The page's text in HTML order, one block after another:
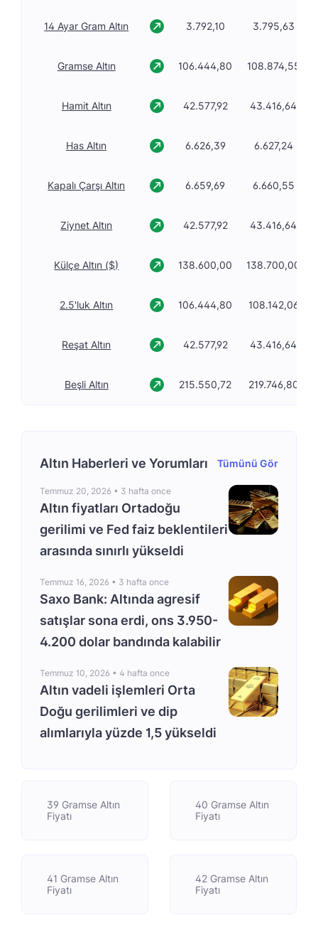
14 Ayar Gram Altın 3.792,10 3.795,63
Gramse Altın 106.444,80 108.874,55
Hamit Altın 42.577,92 43.416,64
Has Altın 6.626,39 6.627,24
Kapalı Çarşı Altın 6.659,69 6.660,55
Ziynet Altın 42.577,92 43.416,64
Külçe Altın ($) 138.600,00 138.700,00
2.5'luk Altın 106.444,80 108.142,06
Reşat Altın 42.577,92 43.416,64
Beşli Altın 215.550,72 219.746,80
Altın Haberleri ve Yorumları Tümünü Gör
Temmuz 20, 2026 • 3 hafta once
Altın fiyatları Ortadoğu
gerilimi ve Fed faiz beklentileri
arasında sınırlı yükseldi
Temmuz 16, 2026 • 3 hafta once
Saxo Bank: Altında agresif
satışlar sona erdi, ons 3.950-
4.200 dolar bandında kalabilir
Temmuz 10, 2026 • 4 hafta once
Altın vadeli işlemleri Orta
Doğu gerilimleri ve dip
alımlarıyla yüzde 1,5 yükseldi
39 Gramse Altın
Fiyatı
40 Gramse Altın
Fiyatı
41 Gramse Altın
Fiyatı
42 Gramse Altın
Fiyatı